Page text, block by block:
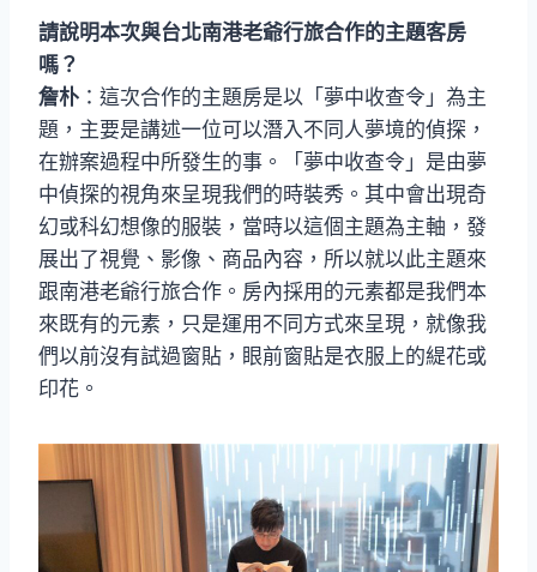
請說明本次與台北南港老爺行旅合作的主題客房
嗎？
詹朴 ：這次合作的主題房是以「夢中收查令」為主
題，主要是講述一位可以潛入不同人夢境的偵探，
在辦案過程中所發生的事。「夢中收查令」是由夢
中偵探的視角來呈現我們的時裝秀。其中會出現奇
幻或科幻想像的服裝，當時以這個主題為主軸，發
展出了視覺、影像、商品內容，所以就以此主題來
跟南港老爺行旅合作。房內採用的元素都是我們本
來既有的元素，只是運用不同方式來呈現，就像我
們以前沒有試過窗貼，眼前窗貼是衣服上的緹花或
印花。